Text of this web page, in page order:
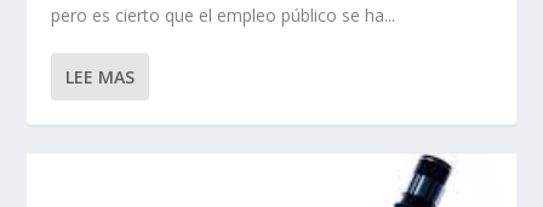
pero es cierto que el empleo público se ha...
LEE MAS